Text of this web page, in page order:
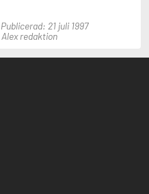
21 juli 1997
redaktion